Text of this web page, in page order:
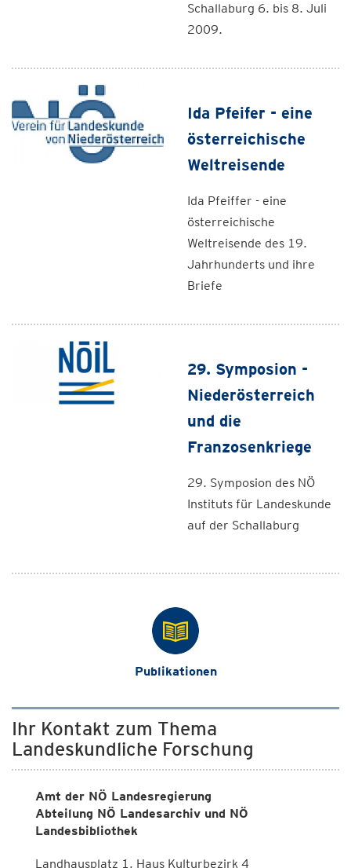
Schallaburg 6. bis 8. Juli
2009.
Ida Pfeifer - eine
österreichische
Weltreisende
Ida Pfeiffer - eine
österreichische
Weltreisende des 19.
Jahrhunderts und ihre
Briefe
29. Symposion -
Niederösterreich
und die
Franzosenkriege
29. Symposion des NÖ
Instituts für Landeskunde
auf der Schallaburg
Publikationen
Ihr Kontakt zum Thema
Landeskundliche Forschung
Amt der NÖ Landesregierung
Abteilung NÖ Landesarchiv und NÖ
Landesbibliothek
Landhausplatz 1, Haus Kulturbezirk 4